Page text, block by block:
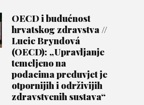
OECD i budućnost
hrvatskog zdravstva //
Lucie Bryndová
(OECD): „Upravljanje
temeljeno na
podacima preduvjet je
otpornijih i održivijih
zdravstvenih sustava“